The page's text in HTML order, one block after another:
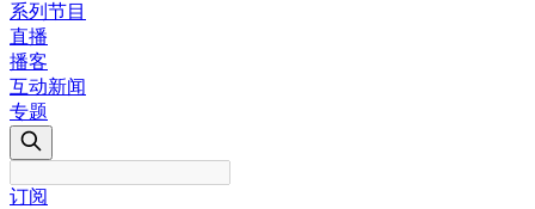
系列节目
直播
播客
互动新闻
专题
订阅